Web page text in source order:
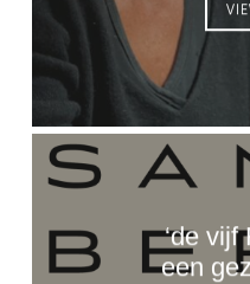
‘de vijf
een